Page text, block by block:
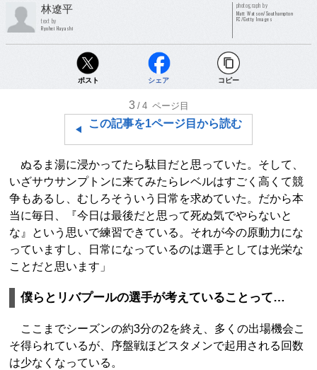
林遼平
text by
Ryohei Hayashi
photograph by
Matt Watson/Southampton
FC/Getty Images
ポスト シェア コピー
3 /4 ページ目
この記事を1ページ目から読む
ぬるま湯に浸かってたら駄目だと思っていた。そして、
いざサウサンプトンに来てみたらレベルはすごく高くて競
争もあるし、むしろそういう日常を求めていた。だから本
当に毎日、『今日は最後だと思って死ぬ気でやらないと
な』という思いで練習できている。それが今の原動力にな
っていますし、日常になっているのは選手としては光栄な
ことだと思います」
僕らとリバプールの選手が考えていることって…
ここまでシーズンの約3分の2を終え、多くの出場機会こ
そ得られているが、序盤戦ほどスタメンで起用される回数
は少なくなっている。